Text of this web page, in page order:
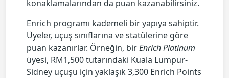
konaklamalarından da puan kazanabilirsiniz.
Enrich programı kademeli bir yapıya sahiptir.
Üyeler, uçuş sınıflarına ve statülerine göre
puan kazanırlar. Örneğin, birEnrich Platinum
üyesi, RM1,500 tutarındaki Kuala Lumpur-
Sidney uçuşu için yaklaşık 3,300 Enrich Points